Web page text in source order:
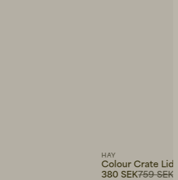
HAY
Colour Crate Lid
759 SEK
380 SEK